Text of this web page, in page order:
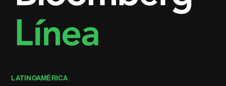
LATINOAMÉRICA